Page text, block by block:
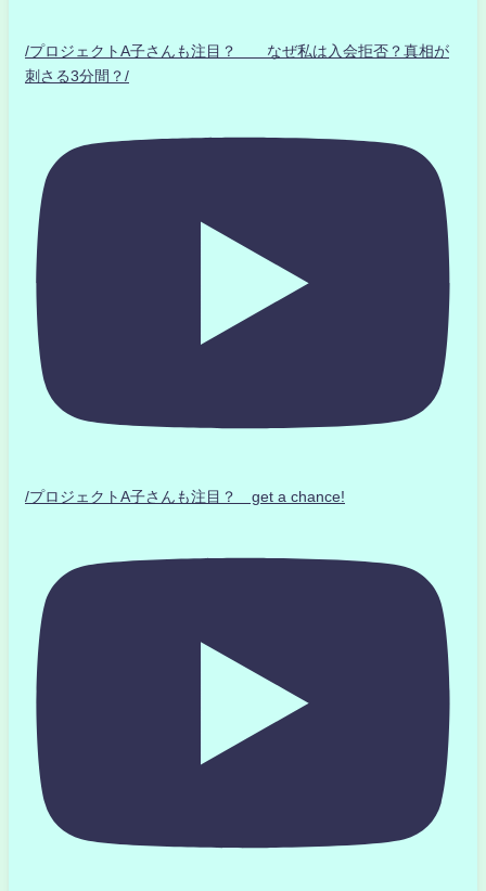
/プロジェクトA子さんも注目？ なぜ私は入会拒否？真相が
刺さる3分間？/
/プロジェクトA子さんも注目？ get a chance!